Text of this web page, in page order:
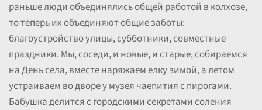
раньше люди объединялись общей работой в колхозе,
то теперь их объединяют общие заботы:
благоустройство улицы, субботники, совместные
праздники. Мы, соседи, и новые, и старые, собираемся
на День села, вместе наряжаем елку зимой, а летом
устраиваем во дворе у музея чаепития с пирогами.
Бабушка делится с городскими секретами соления